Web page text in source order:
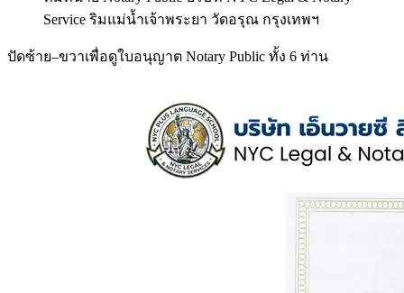
Service ริมแม่น้ำเจ้าพระยา วัดอรุณ กรุงเทพฯ
ปัดซ้าย–ขวาเพื่อดูใบอนุญาต Notary Public ทั้ง 6 ท่าน